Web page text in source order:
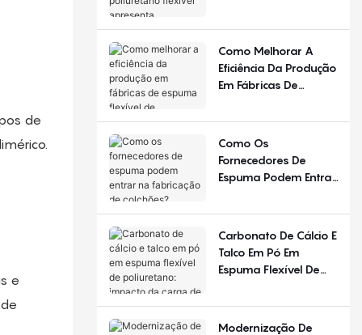
de
e
Apresenta
Diferente Em
Diferentes Estações
Como Melhorar A
Eficiência Da Produção
Em Fábricas De
Poliuretano?
Como Os
Fornecedores De
Espuma Podem Entrar
Colchões?
Carbonato De Cálcio E
Talco Em Pó Em
Espuma Flexível De
Da Carga De
Modernização De